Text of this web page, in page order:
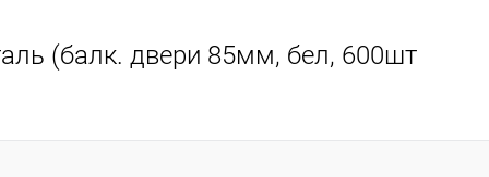
(балк. двери 85мм, бел, 600шт